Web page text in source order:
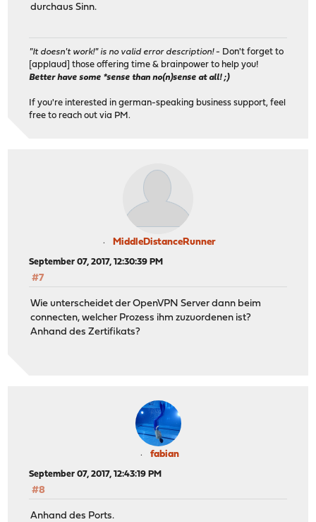
durchaus Sinn.
"It doesn't work!" is no valid error description!- Don't forget to
[applaud] those offering time & brainpower to help you!
Better have some *sense than no(n)sense at all! ;)
If you're interested in german-speaking business support, feel
free to reach out via PM.
MiddleDistanceRunner
September 07, 2017, 12:30:39 PM
#7
Wie unterscheidet der OpenVPN Server dann beim
connecten, welcher Prozess ihm zuzuordenen ist?
Anhand des Zertifikats?
fabian
September 07, 2017, 12:43:19 PM
#8
Anhand des Ports.